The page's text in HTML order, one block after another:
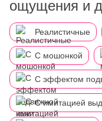
ощущения и
Реалистичные
С мошонкой
С эффектом
С имитацией